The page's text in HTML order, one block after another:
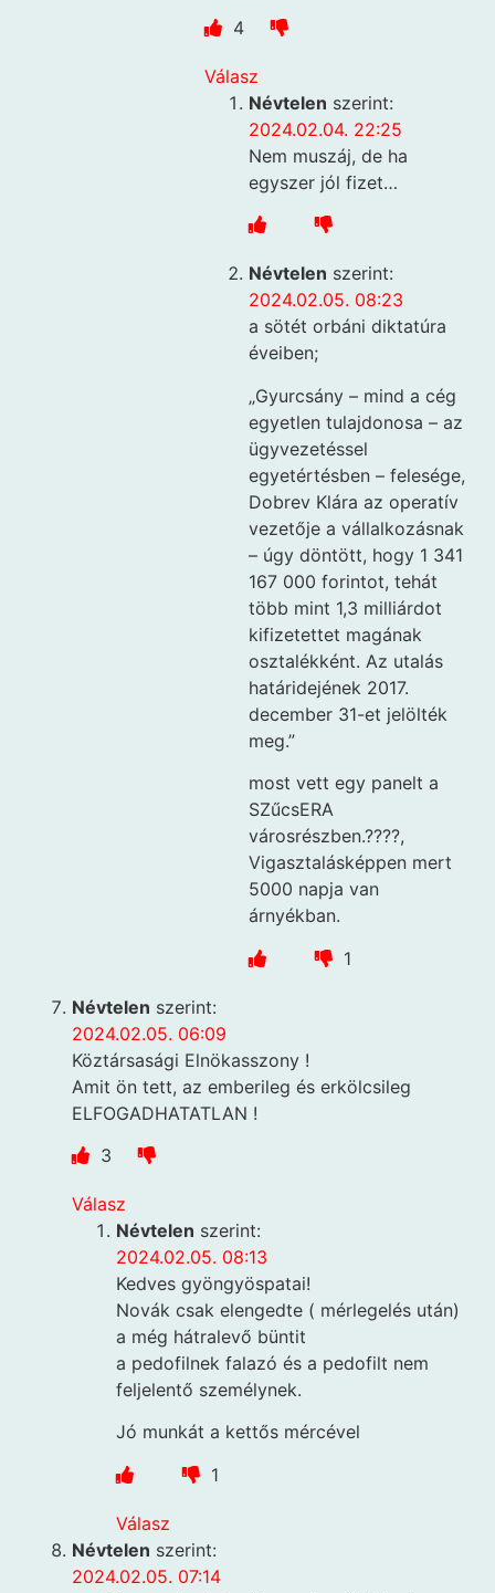
4
Válasz
Névtelen szerint:
2024.02.04. 22:25
Nem muszáj, de ha
egyszer jól fizet…
Névtelen szerint:
2024.02.05. 08:23
a sötét orbáni diktatúra
éveiben;
„Gyurcsány – mind a cég
egyetlen tulajdonosa – az
ügyvezetéssel
egyetértésben – felesége,
Dobrev Klára az operatív
vezetője a vállalkozásnak
– úgy döntött, hogy 1 341
167 000 forintot, tehát
több mint 1,3 milliárdot
kifizetettet magának
osztalékként. Az utalás
határidejének 2017.
december 31-et jelölték
meg.”
most vett egy panelt a
SZűcsERA
városrészben.????,
Vigasztalásképpen mert
5000 napja van
árnyékban.
1
Névtelen szerint:
2024.02.05. 06:09
Köztársasági Elnökasszony !
Amit ön tett, az emberileg és erkölcsileg
ELFOGADHATATLAN !
3
Válasz
Névtelen szerint:
2024.02.05. 08:13
Kedves gyöngyöspatai!
Novák csak elengedte ( mérlegelés után)
a még hátralevő büntit
a pedofilnek falazó és a pedofilt nem
feljelentő személynek.
Jó munkát a kettős mércével
1
Válasz
Névtelen szerint:
2024.02.05. 07:14